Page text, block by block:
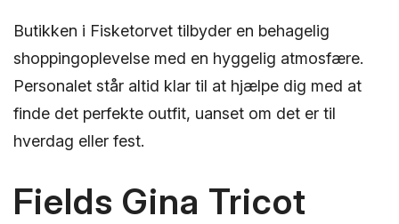
Butikken i Fisketorvet tilbyder en behagelig
shoppingoplevelse med en hyggelig atmosfære.
Personalet står altid klar til at hjælpe dig med at
finde det perfekte outfit, uanset om det er til
hverdag eller fest.
Fields Gina Tricot